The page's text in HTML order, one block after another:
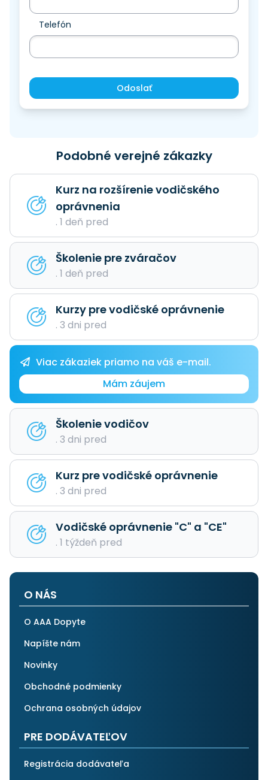
Telefón
Odoslať
Podobné verejné zákazky
Kurz na rozšírenie vodičského
oprávnenia
. 1 deň pred
Školenie pre zváračov
. 1 deň pred
Kurzy pre vodičské oprávnenie
. 3 dni pred
Viac zákaziek priamo na váš e-mail.
Mám záujem
Školenie vodičov
. 3 dni pred
Kurz pre vodičské oprávnenie
. 3 dni pred
Vodičské oprávnenie "C" a "CE"
. 1 týždeň pred
O NÁS
O AAA Dopyte
Napíšte nám
Novinky
Obchodné podmienky
Ochrana osobných údajov
PRE DODÁVATEĽOV
Registrácia dodávateľa